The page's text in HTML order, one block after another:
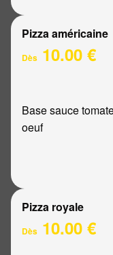
Pizza américaine
Dès 10.00 €
Base sauce
oeuf
Pizza royale
Dès 10.00 €